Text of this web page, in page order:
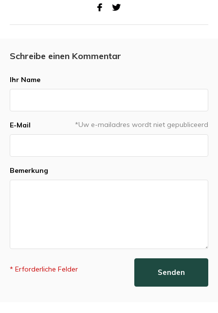
Schreibe einen Kommentar
Ihr Name
E-Mail *Uw e-mailadres wordt niet gepubliceerd
Bemerkung
* Erforderliche Felder Senden